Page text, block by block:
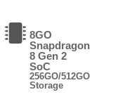
8GO
Snapdragon
8 Gen 2
SoC
256GO/512GO
Storage